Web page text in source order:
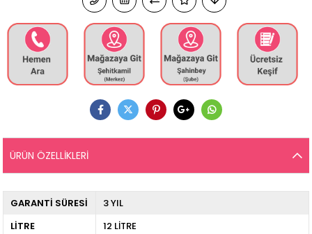
ÜRÜN ÖZELLIKLERI
GARANTİ SÜRESİ
3 YIL
LİTRE
12 LİTRE